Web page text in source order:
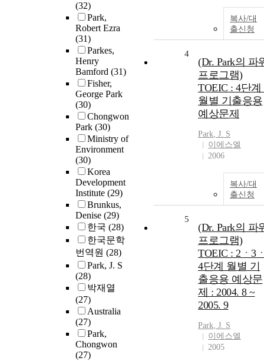
(32)
Park,
Robert Ezra
(31)
Parkes,
Henry
Bamford (31)
Fisher,
George Park
(30)
Chongwon
Park (30)
Ministry of
Environment
(30)
Korea
Development
Institute (29)
Brunkus,
Denise (29)
한국 (28)
한국문학
번역원 (28)
Park, J. S
(28)
박재열
(27)
Australia
(27)
Park,
Chongwon
(27)
복사/대
출신청
4
(Dr. Park의 파
프로그램)
TOEIC : 4단계
월별 기출응용
예상문제
Park, J. S
이에스엘
2006
복사/대
출신청
5
(Dr. Park의 파
프로그램)
TOEIC : 2ㆍ3
4단계 월별 기
출응용 예상문
제 : 2004. 8 ~
2005. 9
Park, J. S
이에스엘
2005